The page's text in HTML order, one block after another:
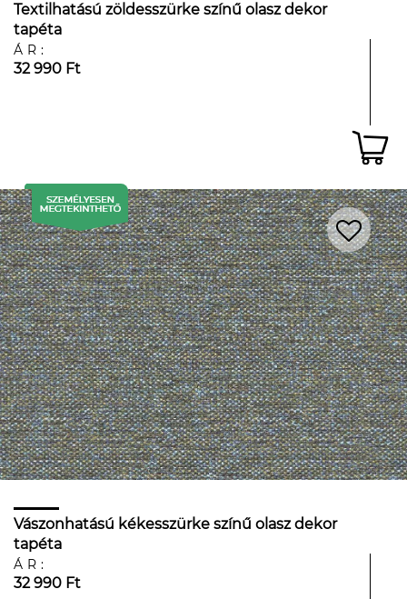
Textilhatású zöldesszürke színű olasz dekor
tapéta
ÁR:
32 990 Ft
Vászonhatású kékesszürke színű olasz dekor
tapéta
ÁR:
32 990 Ft